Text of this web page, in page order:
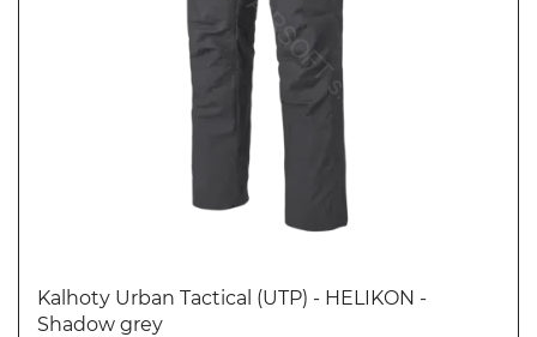
Kalhoty Urban Tactical (UTP) - HELIKON -
Shadow grey